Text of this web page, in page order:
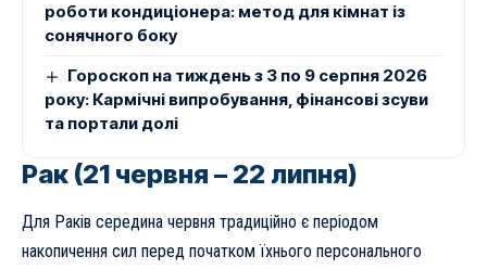
роботи кондиціонера: метод для кімнат із
сонячного боку
Гороскоп на тиждень з 3 по 9 серпня 2026
року: Кармічні випробування, фінансові зсуви
та портали долі
Рак (21 червня – 22 липня)
Для Раків середина червня традиційно є періодом
накопичення сил перед початком їхнього персонального